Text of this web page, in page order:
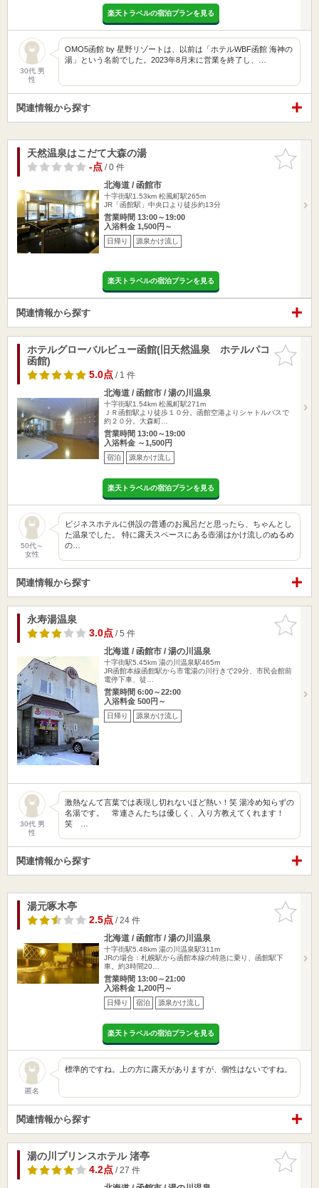
楽天トラベルの宿泊プランを見る
30代 男
性
OMO5函館 by 星野リゾートは、以前は「ホテルWBF函館 海神の
湯」という名前でした。2023年8月末に営業を終了し、…
関連情報から探す
お気に入
りに追加
天然温泉はこだて大森の湯
-点/ 0 件
北海道 / 函館市
十字街駅1.53km 松風町駅265m
JR「函館駅」中央口より徒歩約13分
営業時間 13:00～19:00
入浴料金 1,500円～
日帰り 源泉かけ流し
楽天トラベルの宿泊プランを見る
関連情報から探す
お気に入
りに追加
ホテルグローバルビュー函館(旧天然温泉 ホテルパコ
函館)
5.0点/ 1 件
北海道 / 函館市 / 湯の川温泉
十字街駅1.54km 松風町駅271m
ＪＲ函館駅より徒歩１０分。函館空港よりシャトルバスで
約２０分。大森町…
営業時間 13:00～19:00
入浴料金 ～1,500円
宿泊 源泉かけ流し
楽天トラベルの宿泊プランを見る
50代～
女性
ビジネスホテルに併設の普通のお風呂だと思ったら、ちゃんとし
た温泉でした。 特に露天スペースにある壺湯はかけ流しのぬるめ
の…
関連情報から探す
お気に入
りに追加
永寿湯温泉
3.0点/ 5 件
北海道 / 函館市 / 湯の川温泉
十字街駅5.45km 湯の川温泉駅465m
JR函館本線函館駅から市電湯の川行きで29分、市民会館前
電停下車、徒…
営業時間 6:00～22:00
入浴料金 500円～
日帰り 源泉かけ流し
30代 男
性
激熱なんて言葉では表現し切れないほど熱い！笑 湯冷め知らずの
名湯です。 常連さんたちは優しく、入り方教えてくれます！
笑 …
関連情報から探す
お気に入
りに追加
湯元啄木亭
2.5点/ 24 件
北海道 / 函館市 / 湯の川温泉
十字街駅5.48km 湯の川温泉駅311m
JRの場合：札幌駅から函館本線の特急に乗り、函館駅下
車。約3時間20…
営業時間 13:00～21:00
入浴料金 1,200円～
日帰り 宿泊 源泉かけ流し
楽天トラベルの宿泊プランを見る
匿名
標準的ですね。上の方に露天がありますが、個性はないですね。
関連情報から探す
お気に入
りに追加
湯の川プリンスホテル 渚亭
4.2点/ 27 件